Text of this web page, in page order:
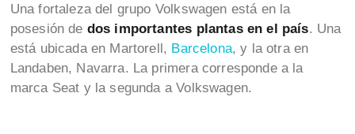
Una fortaleza del grupo Volkswagen está en la
posesión de dos importantes plantas en el país. Una
está ubicada en Martorell, Barcelona, y la otra en
Landaben, Navarra. La primera corresponde a la
marca Seat y la segunda a Volkswagen.